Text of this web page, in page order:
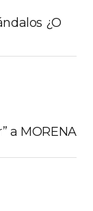
¿O
a MORENA